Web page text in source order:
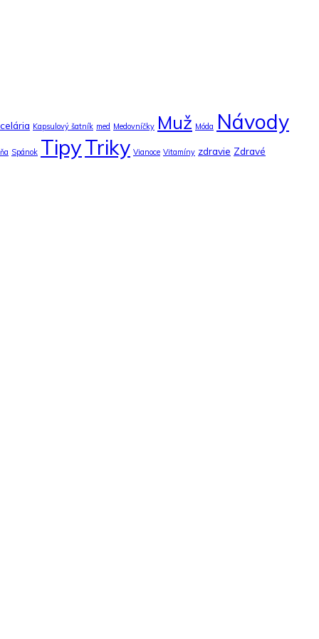
Kapsulový šatník med Medovníčky Muž Móda Návody
Spánok TipyTriky Vianoce Vitamíny zdravie Zdravé